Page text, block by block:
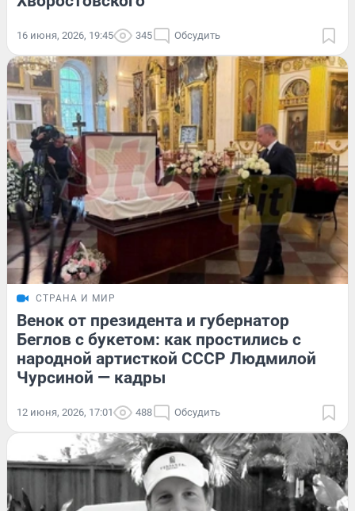
16 июня, 2026, 19:45 345 Обсудить
СТРАНА И МИР
Венок от президента и губернатор
Беглов с букетом: как простились с
народной артисткой СССР Людмилой
Чурсиной — кадры
12 июня, 2026, 17:01 488 Обсудить